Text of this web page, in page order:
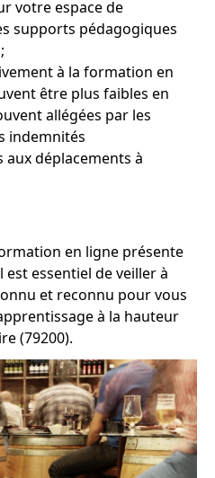
votre espace de
supports pédagogiques
à la formation en
être plus faibles en
allégées par les
indemnités
déplacements à
en ligne présente
essentiel de veiller à
et reconnu pour vous
à la hauteur
(79200).